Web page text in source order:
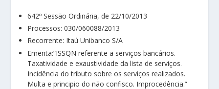
642º Sessão Ordinária, de 22/10/2013
Processos: 030/060088/2013
Recorrente: Itaú Unibanco S/A
Ementa:”ISSQN referente a serviços bancários.
Taxatividade e exaustividade da lista de serviços.
Incidência do tributo sobre os serviços realizados.
Multa e principio do não confisco. Improcedência.”